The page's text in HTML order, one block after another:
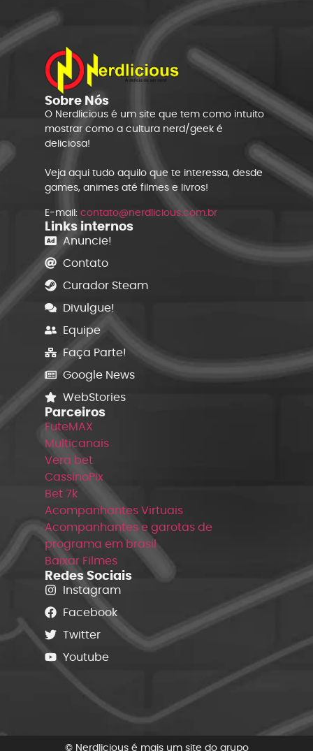
Sobre Nós
O Nerdlicious é um site que tem como intuito
mostrar como a cultura nerd/geek é
deliciosa!
Veja aqui tudo aquilo que te interessa, desde
games, animes até filmes e livros!
E-mail: contato@nerdlicious.com.br
Links internos
Anuncie!
Contato
Curador Steam
Divulgue!
Equipe
Faça Parte!
Google News
WebStories
Parceiros
FuteMAX
Multicanais
Vera bet
CassinoPix
Bet 7k
Acompanhantes Virtuais
Acompanhantes e garotas de
programa em brasil
Baixar Filmes
Redes Sociais
Instagram
Facebook
Twitter
Youtube
© Nerdlicious é mais um site do grupo